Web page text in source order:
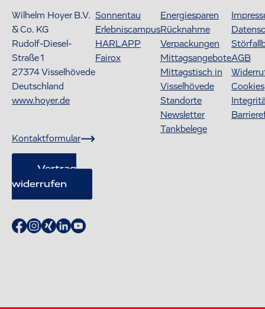
Wilhelm Hoyer B.V.
& Co. KG
Rudolf-Diesel-
Straße 1
27374Visselhövede
Deutschland
www.hoyer.de
Kontaktformular
Vertrag
widerrufen
Sonnentau
Erlebniscampus
HARLAPP
Fairox
Energiesparen
Rücknahme
Verpackungen
Mittagsangebote
Mittagstisch in
Visselhövede
Standorte
Newsletter
Tankbelege
AGB
Cookies